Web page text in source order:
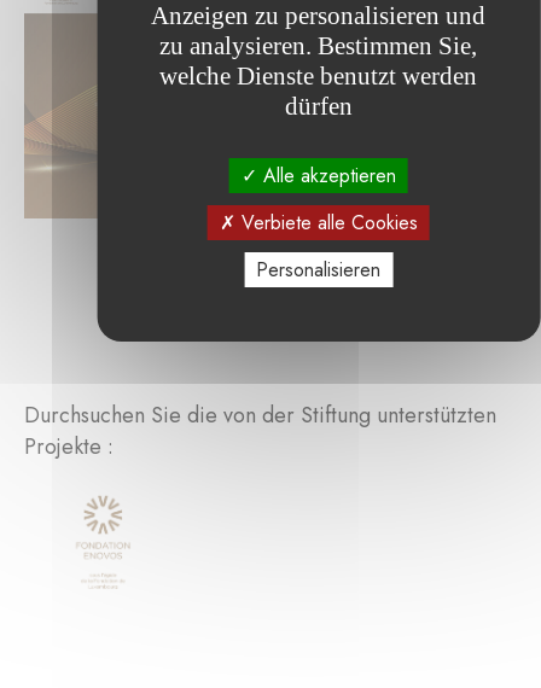
Durchsuchen Sie die von der Stiftung unterstützten
Projekte :
Anzeigen zu personalisieren und
zu analysieren. Bestimmen Sie,
welche Dienste benutzt werden
dürfen
Alle akzeptieren
Verbiete alle Cookies
Personalisieren